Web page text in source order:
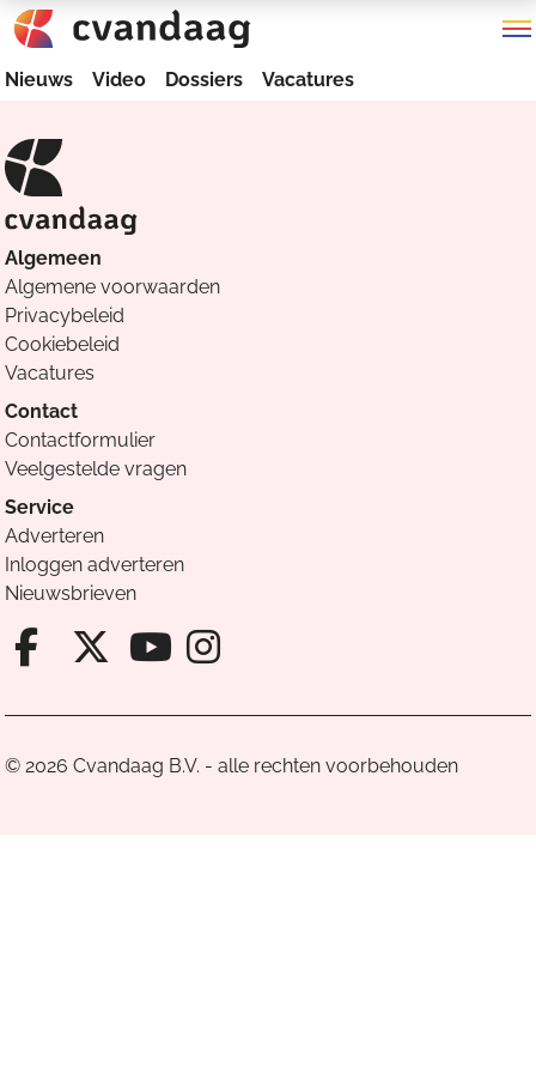
Nieuws Video Dossiers Vacatures
Algemeen
Algemene voorwaarden
Privacybeleid
Cookiebeleid
Vacatures
Contact
Contactformulier
Veelgestelde vragen
Service
Adverteren
Inloggen adverteren
Nieuwsbrieven
Facebook van Cvandaag
X van Cvandaag
Instagram van
© 2026 Cvandaag B.V. - alle rechten voorbehouden